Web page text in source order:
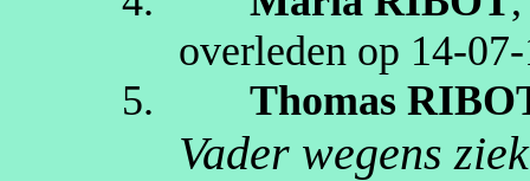
overleden op
5.
Thomas
Vader wegens